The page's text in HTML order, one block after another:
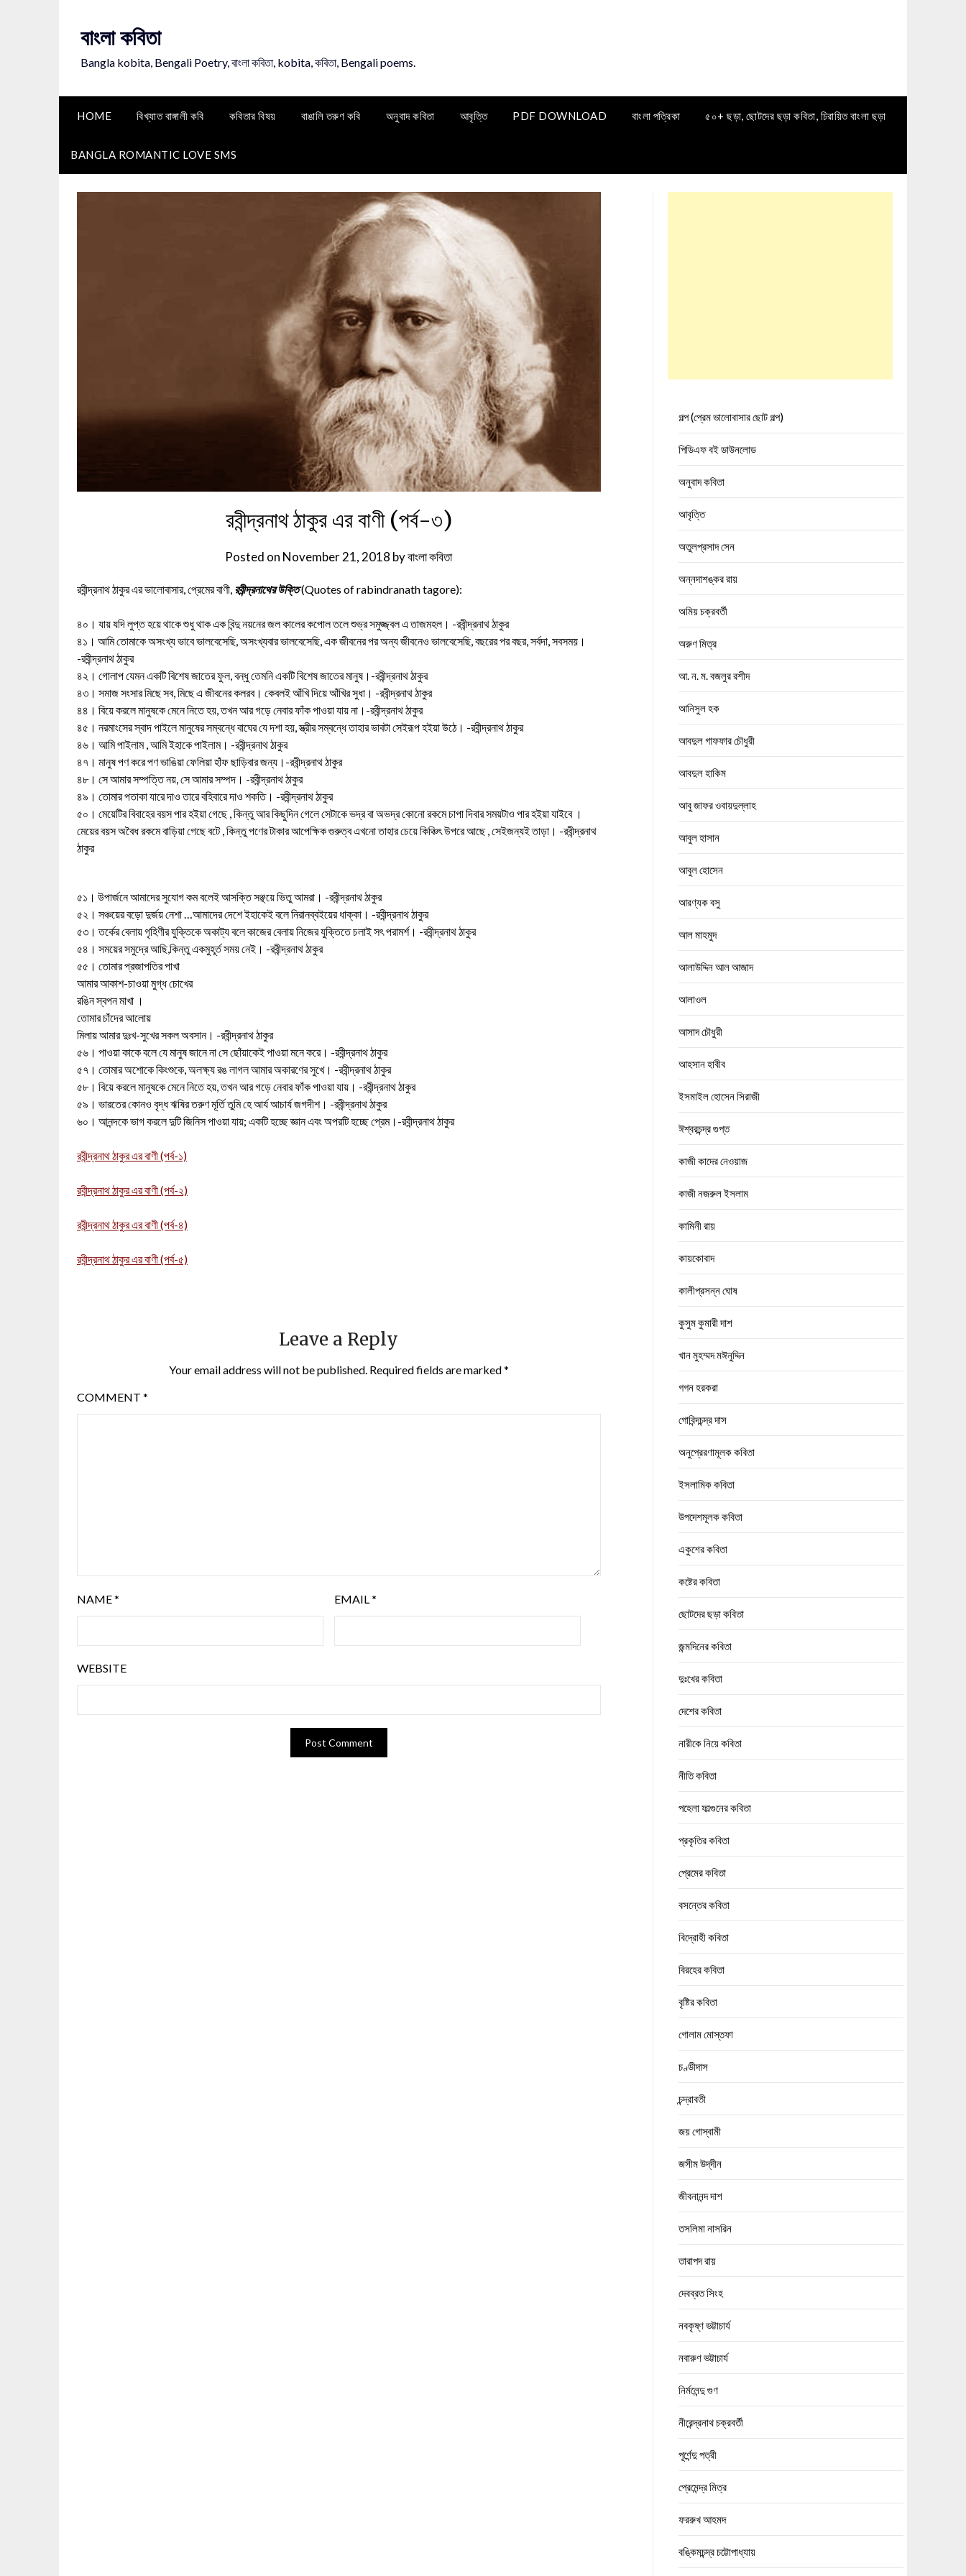
বাংলা কবিতা
Bangla kobita, Bengali Poetry, বাংলা কবিতা, kobita, কবিতা, Bengali poems.
HOME বিখ্যাত বাঙ্গালী কবি কবিতার বিষয় বাঙালি তরুণ কবি অনুবাদ কবিতা আবৃত্তি PDF DOWNLOAD বাংলা পত্রিকা ৫০+ ছড়া, ছোটদের ছড়া কবিতা, চিরায়িত বাংলা ছড়া
BANGLA ROMANTIC LOVE SMS
রবীন্দ্রনাথ ঠাকুর এর বাণী (পর্ব-৩)
Posted on November 21, 2018 byবাংলা কবিতা
রবীন্দ্রনাথ ঠাকুর এর ভালোবাসার, প্রেমের বাণী, রবীন্দ্রনাথের উক্তি(Quotes of rabindranath tagore):
৪০। যায় যদি লুপ্ত হয়ে থাকে শুধু থাক এক বিন্দু নয়নের জল কালের কপোল তলে শুভ্র সমুজ্জ্বল এ তাজমহল। -রবীন্দ্রনাথ ঠাকুর
৪১। আমি তোমাকে অসংখ্য ভাবে ভালবেসেছি, অসংখ্যবার ভালবেসেছি, এক জীবনের পর অন্য জীবনেও ভালবেসেছি, বছরের পর বছর, সর্বদা, সবসময়।
-রবীন্দ্রনাথ ঠাকুর
৪২। গোলাপ যেমন একটি বিশেষ জাতের ফুল, বন্ধু তেমনি একটি বিশেষ জাতের মানুষ।-রবীন্দ্রনাথ ঠাকুর
৪৩। সমাজ সংসার মিছে সব, মিছে এ জীবনের কলরব। কেবলই আঁখি দিয়ে আঁখির সুধা। -রবীন্দ্রনাথ ঠাকুর
৪৪। বিয়ে করলে মানুষকে মেনে নিতে হয়, তখন আর গড়ে নেবার ফাঁক পাওয়া যায় না।-রবীন্দ্রনাথ ঠাকুর
৪৫। নরমাংসের স্বাদ পাইলে মানুষের সম্বন্ধে বাঘের যে দশা হয়, স্ত্রীর সম্বন্ধে তাহার ভাবটা সেইরূপ হইয়া উঠে। -রবীন্দ্রনাথ ঠাকুর
৪৬। আমি পাইলাম , আমি ইহাকে পাইলাম। -রবীন্দ্রনাথ ঠাকুর
৪৭। মানুষ পণ করে পণ ভাঙিয়া ফেলিয়া হাঁফ ছাড়িবার জন্য।-রবীন্দ্রনাথ ঠাকুর
৪৮। সে আমার সম্পত্তি নয়, সে আমার সম্পদ। -রবীন্দ্রনাথ ঠাকুর
৪৯। তোমার পতাকা যারে দাও তারে বহিবারে দাও শকতি। -রবীন্দ্রনাথ ঠাকুর
৫০। মেয়েটির বিবাহের বয়স পার হইয়া গেছে , কিন্তু আর কিছুদিন গেলে সেটাকে ভদ্র বা অভদ্র কোনো রকমে চাপা দিবার সময়টাও পার হইয়া যাইবে ।
মেয়ের বয়স অবৈধ রকমে বাড়িয়া গেছে বটে , কিন্তু পণের টাকার আপেক্ষিক গুরুত্ব এখনো তাহার চেয়ে কিঞ্চিৎ উপরে আছে , সেইজন্যই তাড়া। -রবীন্দ্রনাথ
ঠাকুর
৫১। উপার্জনে আমাদের সুযোগ কম বলেই আসক্তি সঞ্ছয়ে ভিতু আমরা। -রবীন্দ্রনাথ ঠাকুর
৫২। সঞ্চয়ের বড়ো দুর্জয় নেশা …আমাদের দেশে ইহাকেই বলে নিরানব্বইয়ের ধাক্কা। -রবীন্দ্রনাথ ঠাকুর
৫৩। তর্কের বেলায় গৃহিণীর যুক্তিকে অকাট্য বলে কাজের বেলায় নিজের যুক্তিতে চলাই সৎ পরামর্শ। -রবীন্দ্রনাথ ঠাকুর
৫৪। সময়ের সমুদ্রে আছি,কিন্তু একমুহূর্ত সময় নেই। -রবীন্দ্রনাথ ঠাকুর
৫৫। তোমার প্রজাপতির পাখা
আমার আকাশ-চাওয়া মুগ্ধ চোখের
রঙিন স্বপন মাখা ।
তোমার চাঁদের আলোয়
মিলায় আমার দুঃখ-সুখের সকল অবসান। -রবীন্দ্রনাথ ঠাকুর
৫৬। পাওয়া কাকে বলে যে মানুষ জানে না সে ছোঁয়াকেই পাওয়া মনে করে। -রবীন্দ্রনাথ ঠাকুর
৫৭। তোমার অশোকে কিংশুকে, অলক্ষ্য রঙ লাগল আমার অকারণের সুখে। -রবীন্দ্রনাথ ঠাকুর
৫৮। বিয়ে করলে মানুষকে মেনে নিতে হয়, তখন আর গড়ে নেবার ফাঁক পাওয়া যায়। -রবীন্দ্রনাথ ঠাকুর
৫৯। ভারতের কোনও বৃদ্ধ ঋষির তরুণ মূর্তি তুমি হে আর্য আচার্য জগদীশ। -রবীন্দ্রনাথ ঠাকুর
৬০। আনন্দকে ভাগ করলে দুটি জিনিস পাওয়া যায়; একটি হচ্ছে জ্ঞান এবং অপরটি হচ্ছে প্রেম।-রবীন্দ্রনাথ ঠাকুর
রবীন্দ্রনাথ ঠাকুর এর বাণী (পর্ব-১)
রবীন্দ্রনাথ ঠাকুর এর বাণী (পর্ব-২)
রবীন্দ্রনাথ ঠাকুর এর বাণী (পর্ব-৪)
রবীন্দ্রনাথ ঠাকুর এর বাণী (পর্ব-৫)
Leave a Reply
Your email address will not be published. Required fields are marked*
COMMENT *
NAME* EMAIL*
WEBSITE
গল্প (প্রেম ভালোবাসার ছোট গল্প)
পিডিএফ বই ডাউনলোড
অনুবাদ কবিতা
আবৃত্তি
অতুলপ্রসাদ সেন
অন্নদাশঙ্কর রায়
অমিয় চক্রবর্তী
অরুণ মিত্র
আ. ন. ম. বজলুর রশীদ
আনিসুল হক
আবদুল গাফফার চৌধুরী
আবদুল হাকিম
আবু জাফর ওবায়দুল্লাহ
আবুল হাসান
আবুল হোসেন
আরণ্যক বসু
আল মাহমুদ
আলাউদ্দিন আল আজাদ
আলাওল
আসাদ চৌধুরী
আহসান হাবীব
ইসমাইল হোসেন সিরাজী
ঈশ্বরচন্দ্র গুপ্ত
কাজী কাদের নেওয়াজ
কাজী নজরুল ইসলাম
কামিনী রায়
কায়কোবাদ
কালীপ্রসন্ন ঘোষ
কুসুম কুমারী দাশ
খান মুহম্মদ মঈনুদ্দিন
গগন হরকরা
গোবিন্দচন্দ্র দাস
অনুপ্রেরণামূলক কবিতা
ইসলামিক কবিতা
উপদেশমূলক কবিতা
একুশের কবিতা
কষ্টের কবিতা
ছোটদের ছড়া কবিতা
জন্মদিনের কবিতা
দুঃখের কবিতা
দেশের কবিতা
নারীকে নিয়ে কবিতা
নীতি কবিতা
পহেলা ফাল্গুনের কবিতা
প্রকৃতির কবিতা
প্রেমের কবিতা
বসন্তের কবিতা
বিদ্রোহী কবিতা
বিরহের কবিতা
বৃষ্টির কবিতা
গোলাম মোস্তফা
চণ্ডীদাস
চন্দ্রাবতী
জয় গোস্বামী
জসীম উদ্‌দীন
জীবনানন্দ দাশ
তসলিমা নাসরিন
তারাপদ রায়
দেবব্রত সিংহ
নবকৃষ্ণ ভট্টাচার্য
নবারুণ ভট্টাচার্য
নির্মলেন্দু গুণ
নীরেন্দ্রনাথ চক্রবর্তী
পূর্ণেন্দু পত্রী
প্রেমেন্দ্র মিত্র
ফররুখ আহমদ
বঙ্কিমচন্দ্র চট্টোপাধ্যায়